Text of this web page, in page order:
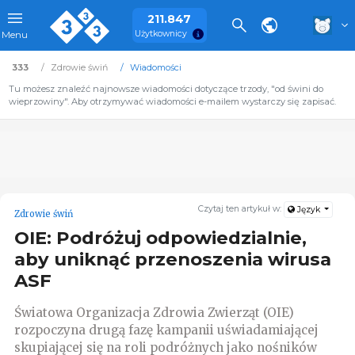
Menu
211.847
Użytkownicy
333 Zdrowie świń
Wiadomości
Tu możesz znaleźć najnowsze wiadomości dotyczące trzody, "od świni do
wieprzowiny". Aby otrzymywać wiadomości e-mailem wystarczy się zapisać.
Czytaj ten artykuł w: Język
Zdrowie świń
OIE: Podróżuj odpowiedzialnie,
aby uniknąć przenoszenia wirusa
ASF
Światowa Organizacja Zdrowia Zwierząt (OIE)
rozpoczyna drugą fazę kampanii uświadamiającej
skupiającej się na roli podróżnych jako nośników